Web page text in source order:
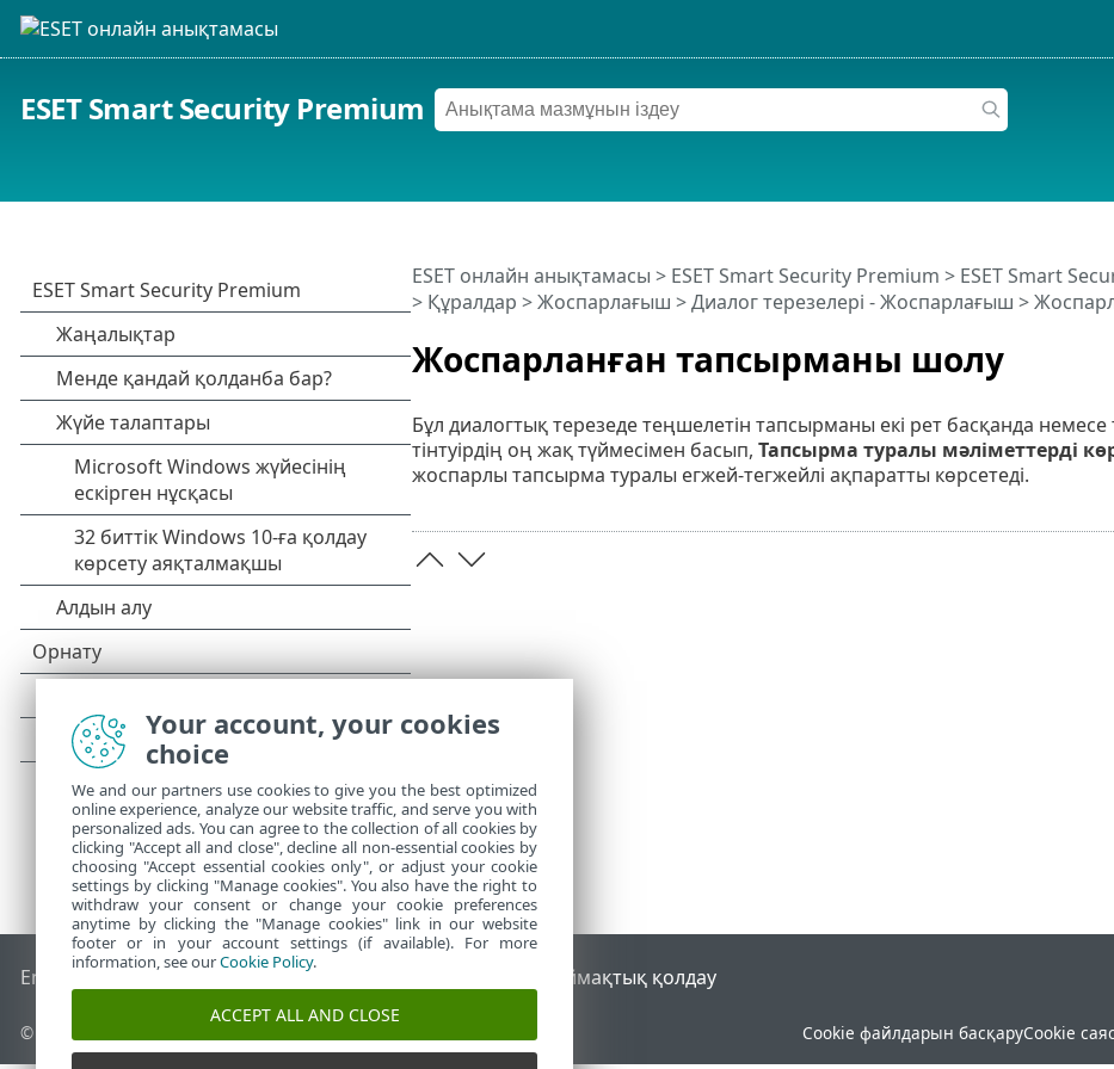
ESET Smart Security Premium
Жоспарланған тапсырманы шолу
ESET онлайн анықтамасы > ESET Smart Security Premium > ESET Smart
> Құралдар >Жоспарлағыш > Диалог терезелері - Жоспарлағыш >
Бұл диалогтық терезеде теңшелетін тапсырманы екі рет басқанда
тінтуірдің оң жақ түймесімен басып, Тапсырма туралы мәліметтерді
жоспарлы тапсырма туралы егжей-тегжейлі ақпаратты көрсетеді.
End of Life ESET білім қоры ESET форумы Аймақтық қолдау
© 1992 - 2026 ESET, spol. s r.o. - Барлық құқықтары қорғалған. Cookie файлдарын басқаруCookie
Your account, your cookies
choice
We and our partners use cookies to give you the best optimized
online experience, analyze our website traffic, and serve you with
personalized ads. You can agree to the collection of all cookies by
clicking "Accept all and close", decline all non-essential cookies by
choosing "Accept essential cookies only", or adjust your cookie
settings by clicking "Manage cookies". You also have the right to
withdraw your consent or change your cookie preferences
anytime by clicking the "Manage cookies" link in our website
footer or in your account settings (if available). For more
information, see ourCookie Policy.
ACCEPT ALL AND CLOSE